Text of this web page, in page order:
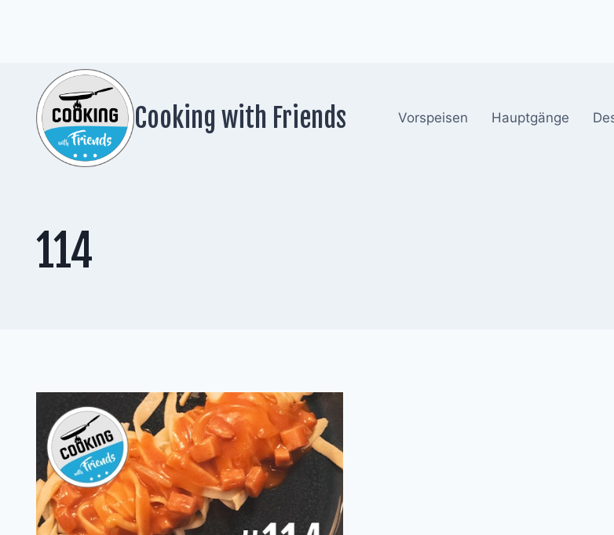
Cooking with Friends Vorspeisen Hauptgänge
114